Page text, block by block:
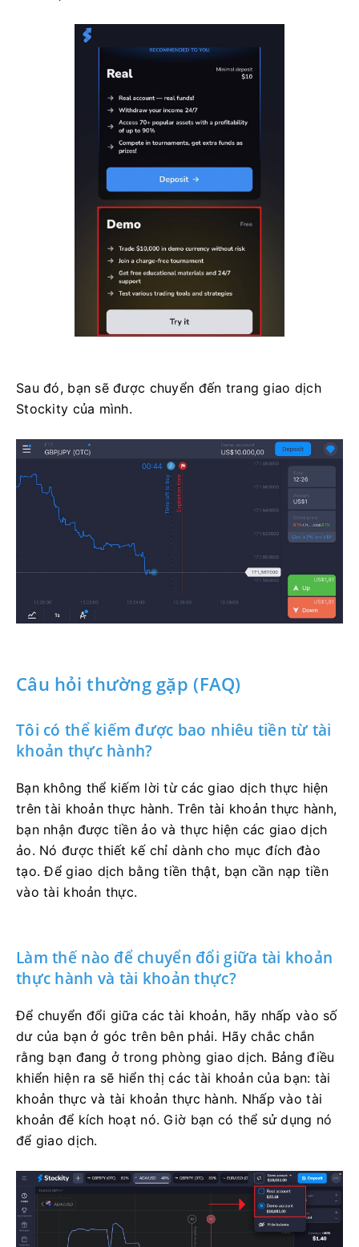
Sau đó, bạn sẽ được chuyển đến trang giao dịch
Stockity của mình.
Câu hỏi thường gặp (FAQ)
Tôi có thể kiếm được bao nhiêu tiền từ tài
khoản thực hành?
Bạn không thể kiếm lời từ các giao dịch thực hiện
trên tài khoản thực hành. Trên tài khoản thực hành,
bạn nhận được tiền ảo và thực hiện các giao dịch
ảo. Nó được thiết kế chỉ dành cho mục đích đào
tạo. Để giao dịch bằng tiền thật, bạn cần nạp tiền
vào tài khoản thực.
Làm thế nào để chuyển đổi giữa tài khoản
thực hành và tài khoản thực?
Để chuyển đổi giữa các tài khoản, hãy nhấp vào số
dư của bạn ở góc trên bên phải. Hãy chắc chắn
rằng bạn đang ở trong phòng giao dịch. Bảng điều
khiển hiện ra sẽ hiển thị các tài khoản của bạn: tài
khoản thực và tài khoản thực hành. Nhấp vào tài
khoản để kích hoạt nó. Giờ bạn có thể sử dụng nó
để giao dịch.